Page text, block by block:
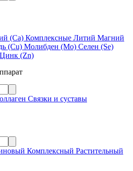
(Са) Комплексные Литий Магний
(Сu) Молибден (Мо) Селен (Se)
Цинк (Zn)
Связки и суставы
Комплексный Растительный